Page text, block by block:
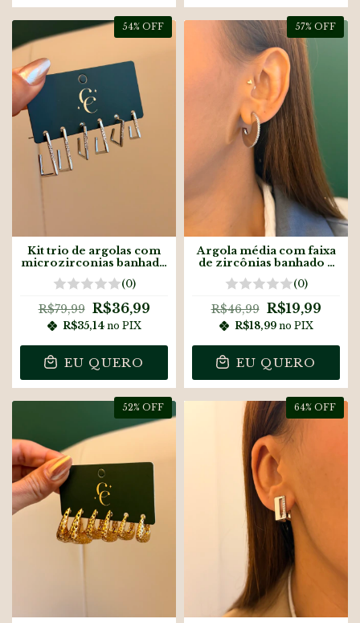
54% OFF
Kit trio de argolas com
microzirconias banhado
a prata
(0)
R$79,99 R$36,99
R$35,14no PIX
EU QUERO
57% OFF
Argola média com faixa
de zircônias banhado a
prata
(0)
R$46,99 R$19,99
R$18,99no PIX
EU QUERO
52% OFF 64% OFF